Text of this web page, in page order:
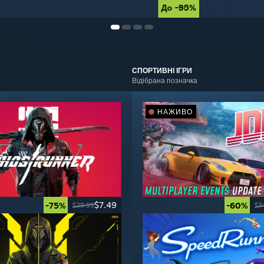
До -85%
До -90%
-75% $29.99$7.49
СПОРТИВНІ ІГРИ
Відібрана позначка
-60%
НАЖИВО